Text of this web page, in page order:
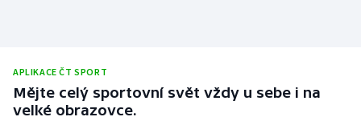
APLIKACE ČT SPORT
Mějte celý sportovní svět vždy u sebe i na
velké obrazovce.